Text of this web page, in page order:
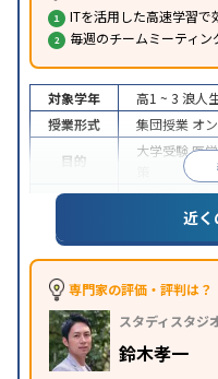
ITを活用した高速学習で
毎週のチームミーティ
対象学年 高1 ~ 3 浪人
授業形式
集団授業 オ
目的
大学受験医
特待生・奨
PC・タブレ
習のみの受
※2024年6月調査。大学受験塾
近く
専門家の評価・評判は？
スタディスタジ
鈴木孝一